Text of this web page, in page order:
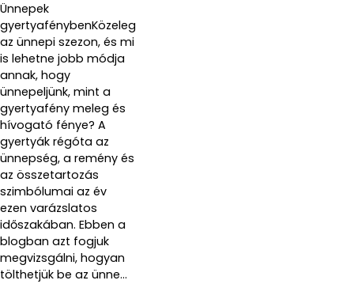
Ünnepek
gyertyafénybenKözeleg
az ünnepi szezon, és mi
is lehetne jobb módja
annak, hogy
ünnepeljünk, mint a
gyertyafény meleg és
hívogató fénye? A
gyertyák régóta az
ünnepség, a remény és
az összetartozás
szimbólumai az év
ezen varázslatos
időszakában. Ebben a
blogban azt fogjuk
megvizsgálni, hogyan
tölthetjük be az ünne...